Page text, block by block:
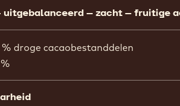
uitgebalanceerd – zacht – fruitige
% droge cacaobestanddelen